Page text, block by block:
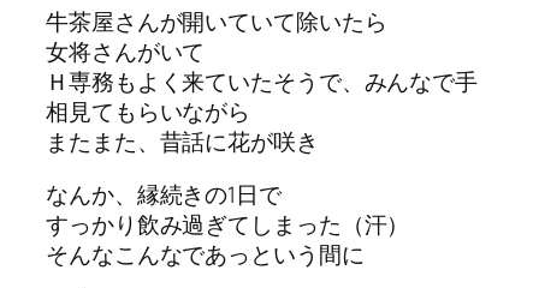
牛茶屋さんが開いていて除いたら
女将さんがいて
Ｈ専務もよく来ていたそうで、みんなで手
相見てもらいながら
またまた、昔話に花が咲き
なんか、縁続きの1日で
すっかり飲み過ぎてしまった（汗）
そんなこんなであっという間に